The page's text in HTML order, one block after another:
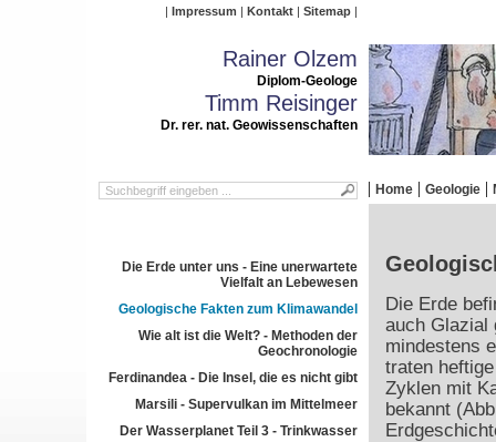
Impressum Kontakt Sitemap
Rainer Olzem
Diplom-Geologe
Timm Reisinger
Dr. rer. nat. Geowissenschaften
Home Geologie
Die Erde unter uns - Eine unerwartete
Vielfalt an Lebewesen
Geologische Fakten zum Klimawandel
Wie alt ist die Welt? - Methoden der
Geochronologie
Ferdinandea - Die Insel, die es nicht gibt
Marsili - Supervulkan im Mittelmeer
Der Wasserplanet Teil 3 - Trinkwasser
Die Erde
auch Glazial
mindestens
traten
Zyklen mit
bekannt